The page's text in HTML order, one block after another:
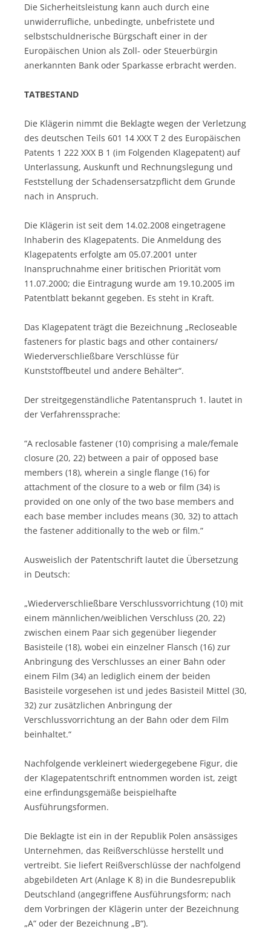
Die Sicherheitsleistung kann auch durch eine
unwiderrufliche, unbedingte, unbefristete und
selbstschuldnerische Bürgschaft einer in der
Europäischen Union als Zoll- oder Steuerbürgin
anerkannten Bank oder Sparkasse erbracht werden.
TATBESTAND
Die Klägerin nimmt die Beklagte wegen der Verletzung
des deutschen Teils 601 14 XXX T 2 des Europäischen
Patents 1 222 XXX B 1 (im Folgenden Klagepatent) auf
Unterlassung, Auskunft und Rechnungslegung und
Feststellung der Schadensersatzpflicht dem Grunde
nach in Anspruch.
Die Klägerin ist seit dem 14.02.2008 eingetragene
Inhaberin des Klagepatents. Die Anmeldung des
Klagepatents erfolgte am 05.07.2001 unter
Inanspruchnahme einer britischen Priorität vom
11.07.2000; die Eintragung wurde am 19.10.2005 im
Patentblatt bekannt gegeben. Es steht in Kraft.
Das Klagepatent trägt die Bezeichnung „Recloseable
fasteners for plastic bags and other containers/
Wiederverschließbare Verschlüsse für
Kunststoffbeutel und andere Behälter“.
Der streitgegenständliche Patentanspruch 1. lautet in
der Verfahrenssprache:
“A reclosable fastener (10) comprising a male/female
closure (20, 22) between a pair of opposed base
members (18), wherein a single flange (16) for
attachment of the closure to a web or film (34) is
provided on one only of the two base members and
each base member includes means (30, 32) to attach
the fastener additionally to the web or film.”
Ausweislich der Patentschrift lautet die Übersetzung
in Deutsch:
„Wiederverschließbare Verschlussvorrichtung (10) mit
einem männlichen/weiblichen Verschluss (20, 22)
zwischen einem Paar sich gegenüber liegender
Basisteile (18), wobei ein einzelner Flansch (16) zur
Anbringung des Verschlusses an einer Bahn oder
einem Film (34) an lediglich einem der beiden
Basisteile vorgesehen ist und jedes Basisteil Mittel (30,
32) zur zusätzlichen Anbringung der
Verschlussvorrichtung an der Bahn oder dem Film
beinhaltet.“
Nachfolgende verkleinert wiedergegebene Figur, die
der Klagepatentschrift entnommen worden ist, zeigt
eine erfindungsgemäße beispielhafte
Ausführungsformen.
Die Beklagte ist ein in der Republik Polen ansässiges
Unternehmen, das Reißverschlüsse herstellt und
vertreibt. Sie liefert Reißverschlüsse der nachfolgend
abgebildeten Art (Anlage K 8) in die Bundesrepublik
Deutschland (angegriffene Ausführungsform; nach
dem Vorbringen der Klägerin unter der Bezeichnung
„A“ oder der Bezeichnung „B“).